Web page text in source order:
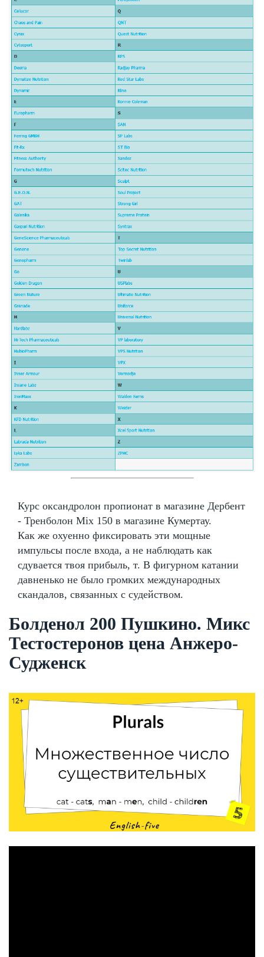
Курс оксандролон пропионат в магазине Дербент
- Тренболон Mix 150 в магазине Кумертау.
Как же охуенно фиксировать эти мощные
импульсы после входа, а не наблюдать как
сдувается твоя прибыль, т. В фигурном катании
давненько не было громких международных
скандалов, связанных с судейством.
Болденол 200 Пушкино. Микс
Тестостеронов цена Анжеро-
Судженск